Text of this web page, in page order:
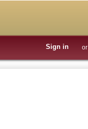
Sign in or